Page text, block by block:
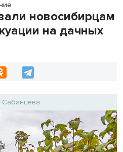
новосибирцам
на дачных
Сабанцева